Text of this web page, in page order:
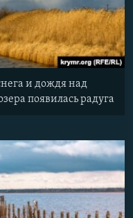
и дождя над
появилась радуга